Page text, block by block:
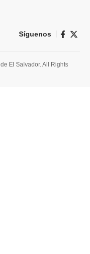
Síguenos
El Salvador. All Rights